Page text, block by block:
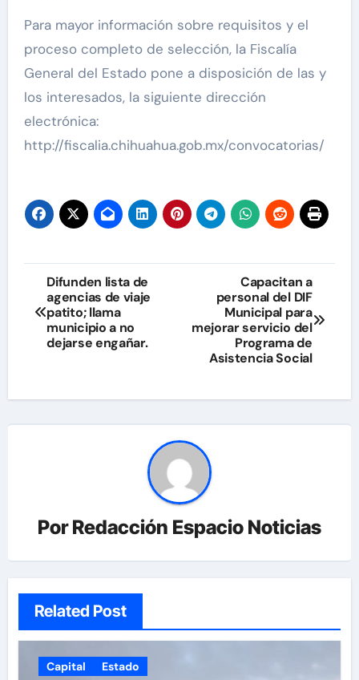
Para mayor información sobre requisitos y el
proceso completo de selección, la Fiscalía
General del Estado pone a disposición de las y
los interesados, la siguiente dirección
electrónica:
http://fiscalia.chihuahua.gob.mx/convocatorias/
Navegación
de
entradas
Difunden lista de
agencias de viaje
patito; llama
municipio a no
dejarse engañar.
Capacitan a
personal del DIF
Municipal para
mejorar servicio del
Programa de
Asistencia Social
PorRedacción Espacio Noticias
Related Post
Capital Estado